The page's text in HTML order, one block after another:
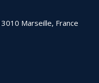
Marseille, France